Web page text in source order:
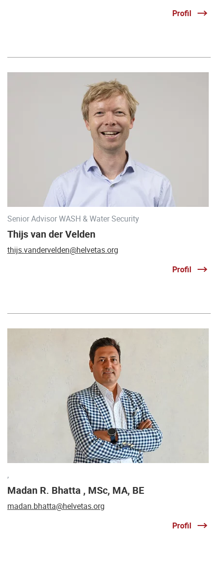
Profil
Senior Advisor WASH & Water Security
Thijs van der Velden
thijs.vandervelden@helvetas.org
Profil
,
Madan R. Bhatta , MSc, MA, BE
madan.bhatta@helvetas.org
Profil